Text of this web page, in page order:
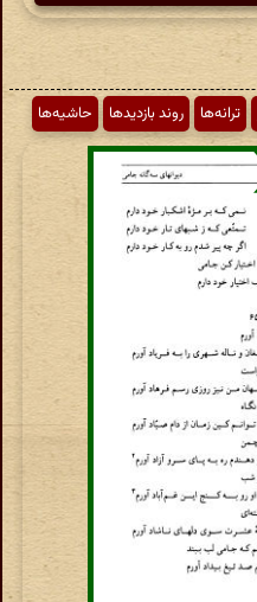
ترانه‌ها روند بازدیدها حاشیه‌ها